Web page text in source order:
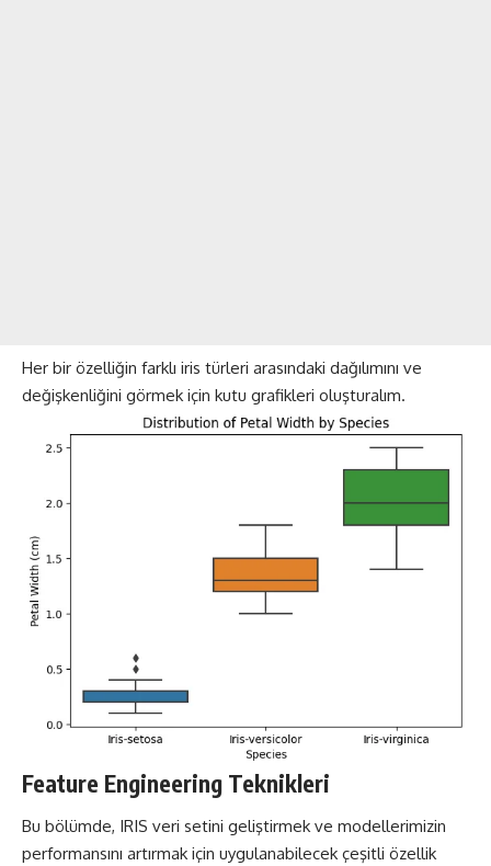
Her bir özelliğin farklı iris türleri arasındaki dağılımını ve
değişkenliğini görmek için kutu grafikleri oluşturalım.
Feature Engineering Teknikleri
Bu bölümde, IRIS veri setini geliştirmek ve modellerimizin
performansını artırmak için uygulanabilecek çeşitli özellik